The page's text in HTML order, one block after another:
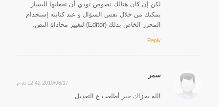
لكن إن كان هنالك نصوص تودي أن تجعليها لليسار
يمكنك من خلال نفس السؤال و عند كتابته إستخدام
المحرر الخاص بذلك (Editor) لتغيير محاذاة التص.
Reply
سمر
2010/06/17 at 12:42 م
الله يجزاك خير أطلعت ع التعديل